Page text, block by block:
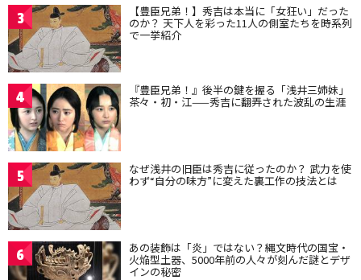
3 【豊臣兄弟！】秀吉は本当に「女狂い」だった
のか？ 天下人を彩った11人の側室たちを時系列
で一挙紹介
4 『豊臣兄弟！』後半の鍵を握る「浅井三姉妹」
茶々・初・江——秀吉に翻弄された波乱の生涯
5 なぜ浅井の旧臣は秀吉に従ったのか？ 武力を使
わず“自分の味方”に変えた裏工作の技法とは
6 あの装飾は「炎」ではない？縄文時代の国宝・
火焔型土器、5000年前の人々が刻んだ謎とデザ
インの秘密